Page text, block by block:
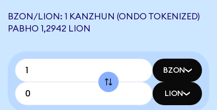
BZON/LION: 1 KANZHUN (ONDO TOKENIZED)
РАВНО 1,2942 LION
BZON
LION